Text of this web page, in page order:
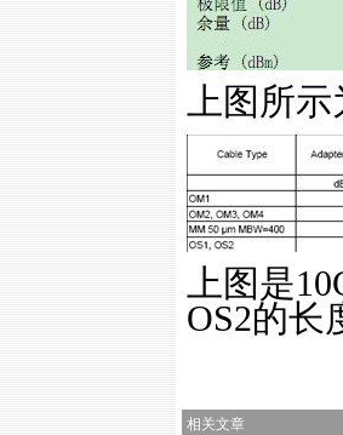
上图所示
上图是
OS2的长
相关文章